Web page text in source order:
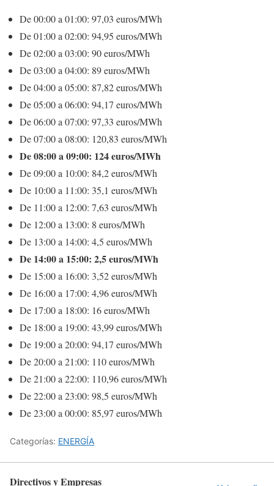
De 00:00 a 01:00: 97,03 euros/MWh
De 01:00 a 02:00: 94,95 euros/MWh
De 02:00 a 03:00: 90 euros/MWh
De 03:00 a 04:00: 89 euros/MWh
De 04:00 a 05:00: 87,82 euros/MWh
De 05:00 a 06:00: 94,17 euros/MWh
De 06:00 a 07:00: 97,33 euros/MWh
De 07:00 a 08:00: 120,83 euros/MWh
De 08:00 a 09:00: 124 euros/MWh
De 09:00 a 10:00: 84,2 euros/MWh
De 10:00 a 11:00: 35,1 euros/MWh
De 11:00 a 12:00: 7,63 euros/MWh
De 12:00 a 13:00: 8 euros/MWh
De 13:00 a 14:00: 4,5 euros/MWh
De 14:00 a 15:00: 2,5 euros/MWh
De 15:00 a 16:00: 3,52 euros/MWh
De 16:00 a 17:00: 4,96 euros/MWh
De 17:00 a 18:00: 16 euros/MWh
De 18:00 a 19:00: 43,99 euros/MWh
De 19:00 a 20:00: 94,17 euros/MWh
De 20:00 a 21:00: 110 euros/MWh
De 21:00 a 22:00: 110,96 euros/MWh
De 22:00 a 23:00: 98,5 euros/MWh
De 23:00 a 00:00: 85,97 euros/MWh
Categorías: ENERGÍA
Directivos y Empresas